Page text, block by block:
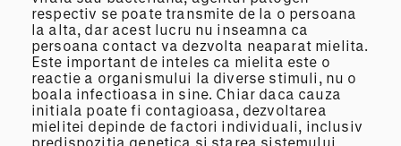
respectiv se poate transmite de la o persoana
la alta, dar acest lucru nu inseamna ca
persoana contact va dezvolta neaparat mielita.
Este important de inteles ca mielita este o
reactie a organismului la diverse stimuli, nu o
boala infectioasa in sine. Chiar daca cauza
initiala poate fi contagioasa, dezvoltarea
mielitei depinde de factori individuali, inclusiv
predispozitia genetica si starea sistemului